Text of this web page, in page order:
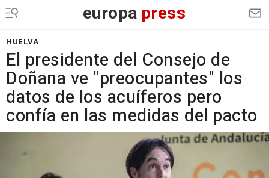
europa press
HUELVA
El presidente del Consejo de
Doñana ve "preocupantes" los
datos de los acuíferos pero
confía en las medidas del pacto